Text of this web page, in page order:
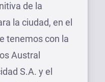
de la
la ciudad, en el
tenemos con la
Austral
S.A. y el